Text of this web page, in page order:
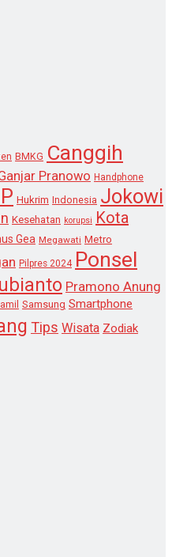
BMKG Canggih
Pranowo Handphone
Hukrim Indonesia Jokowi
Kesehatan korupsi Kota
Gea Megawati Metro
Pilpres 2024 Ponsel
Pramono Anung
Samsung Smartphone
Tips Wisata Zodiak